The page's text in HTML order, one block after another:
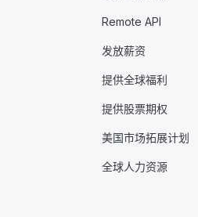
Remote API
发放薪资
提供全球福利
提供股票期权
美国市场拓展计划
全球人力资源